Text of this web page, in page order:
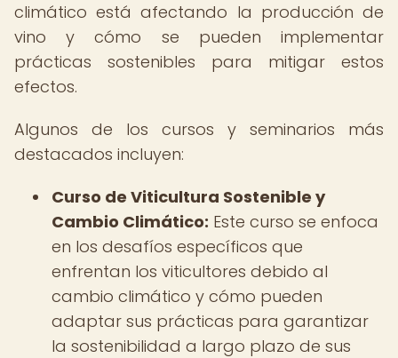
climático está afectando la producción de
vino y cómo se pueden implementar
prácticas sostenibles para mitigar estos
efectos.
Algunos de los cursos y seminarios más
destacados incluyen:
Curso de Viticultura Sostenible y
Cambio Climático: Este curso se enfoca
en los desafíos específicos que
enfrentan los viticultores debido al
cambio climático y cómo pueden
adaptar sus prácticas para garantizar
la sostenibilidad a largo plazo de sus